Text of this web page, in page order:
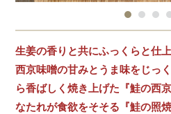
生姜の香りと共にふっくらと仕
西京味噌の甘みとうま味をじっ
ら香ばしく焼き上げた『鮭の西
なたれが食欲をそそる『鮭の照